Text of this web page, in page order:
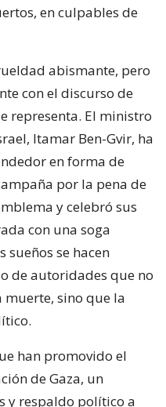
en culpables de
abismante, pero
con el discurso de
representa. El ministro
Itamar Ben-Gvir, ha
en forma de
por la pena de
y celebró sus
con una soga
sueños se hacen
de autoridades que no
muerte, sino que la
han promovido el
de Gaza, un
y respaldo político a